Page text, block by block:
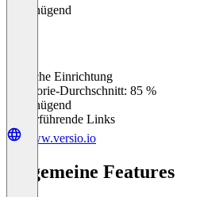
Ungenügend
Einfache Einrichtung
Kategorie-Durchschnitt: 85 %
Ungenügend
Weiterführende Links
www.versio.io
Allgemeine Features